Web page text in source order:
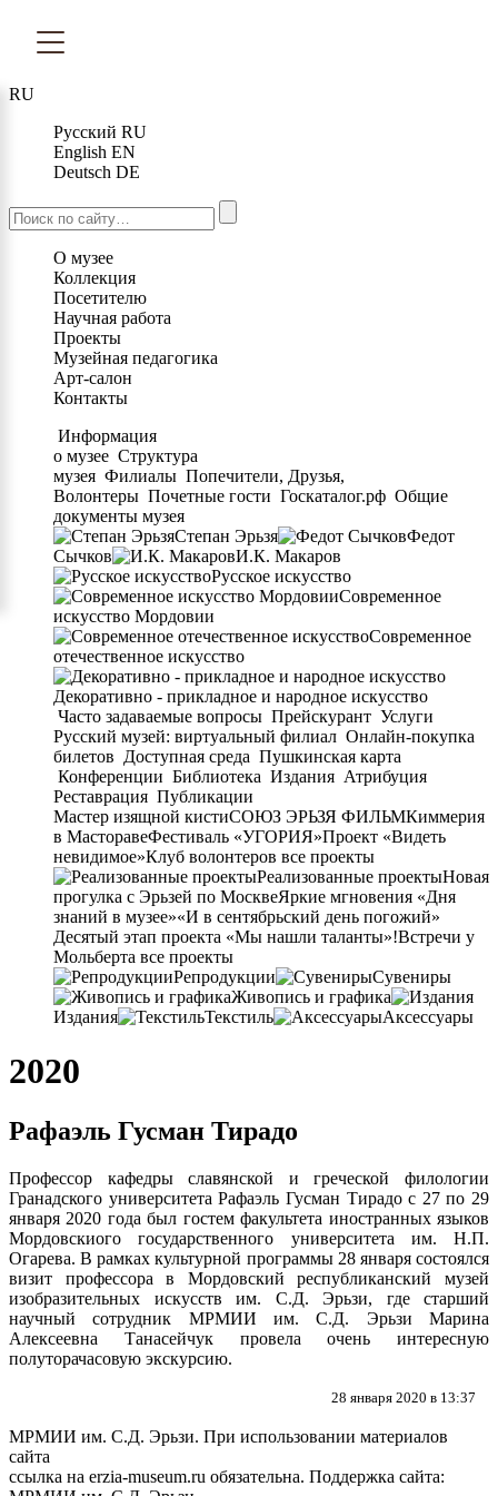
RU
Русский RU
English EN
Deutsch DE
О музее
Коллекция
Посетителю
Научная работа
Проекты
Музейная педагогика
Арт-салон
Контакты
Информация
о музее Структура
музея Филиалы Попечители, Друзья,
Волонтеры Почетные гости Госкаталог.рф Общие
документы музея
Степан Эрьзя
Федот
Сычков
И.К. Макаров
Русское искусство
Современное
искусство Мордовии
Современное
отечественное искусство
Декоративно - прикладное и народное искусство
Часто задаваемые вопросы Прейскурант Услуги
Русский музей: виртуальный филиал Онлайн-покупка
билетов Доступная среда Пушкинская карта
Конференции Библиотека Издания Атрибуция
Реставрация Публикации
Мастер изящной кистиСОЮЗ ЭРЬЗЯ ФИЛЬМКиммерия
в МасторавеФестиваль «УГОРИЯ»Проект «Видеть
невидимое»Клуб волонтеров все проекты
Реализованные проектыНовая
прогулка с Эрьзей по МосквеЯркие мгновения «Дня
знаний в музее»«И в сентябрьский день погожий»
Десятый этап проекта «Мы нашли таланты»!Встречи у
Мольберта все проекты
Репродукции
Сувениры
Живопись и графика
Издания
Текстиль Аксессуары
2020
Рафаэль Гусман Тирадо
Профессор кафедры славянской и греческой филологии
Гранадского университета Рафаэль Гусман Тирадос 27 по 29
января 2020 года был гостем факультета иностранных языков
Мордовскиого государственного университета им. Н.П.
Огарева. В рамках культурной программы 28 января состоялся
визит профессора в Мордовский республиканский музей
изобразительных искусств им. С.Д. Эрьзи, где старший
научный сотрудник МРМИИ им. С.Д. Эрьзи Марина
Алексеевна Танасейчук провела очень интересную
полуторачасовую экскурсию.
28 января 2020 в 13:37
МРМИИ им. С.Д. Эрьзи. При использовании материалов
сайта
ссылка на erzia-museum.ru обязательна. Поддержка сайта: